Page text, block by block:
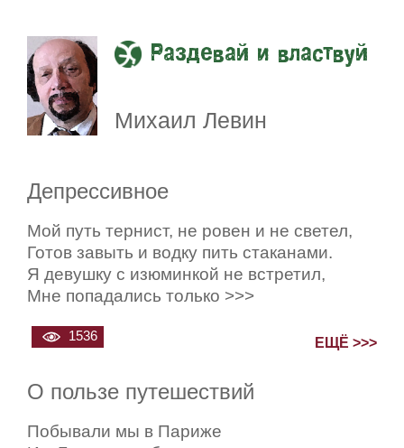
Раздевай и властвуй
Михаил Левин
Депрессивное
Мой путь тернист, не ровен и не светел,
Готов завыть и водку пить стаканами.
Я девушку с изюминкой не встретил,
Мне попадались только >>>
1536 ЕЩЁ >>>
О пользе путешествий
Побывали мы в Париже